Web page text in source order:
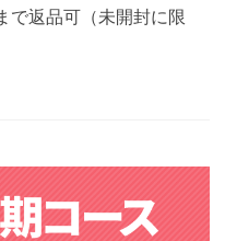
で返品可（未開封に限